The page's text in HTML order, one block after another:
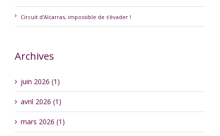
Circuit d’Alcarras, impossible de s’évader !
Archives
juin 2026 (1)
avril 2026 (1)
mars 2026 (1)